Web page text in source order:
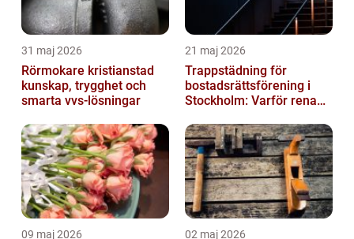
31 maj 2026
Rörmokare kristianstad
kunskap, trygghet och
smarta vvs-lösningar
21 maj 2026
Trappstädning för
bostadsrättsförening i
Stockholm: Varför rena
skillnad än du t...
09 maj 2026 02 maj 2026